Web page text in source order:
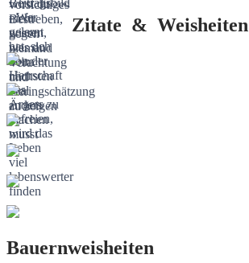
Zitate & Weisheiten
Bauernweisheiten